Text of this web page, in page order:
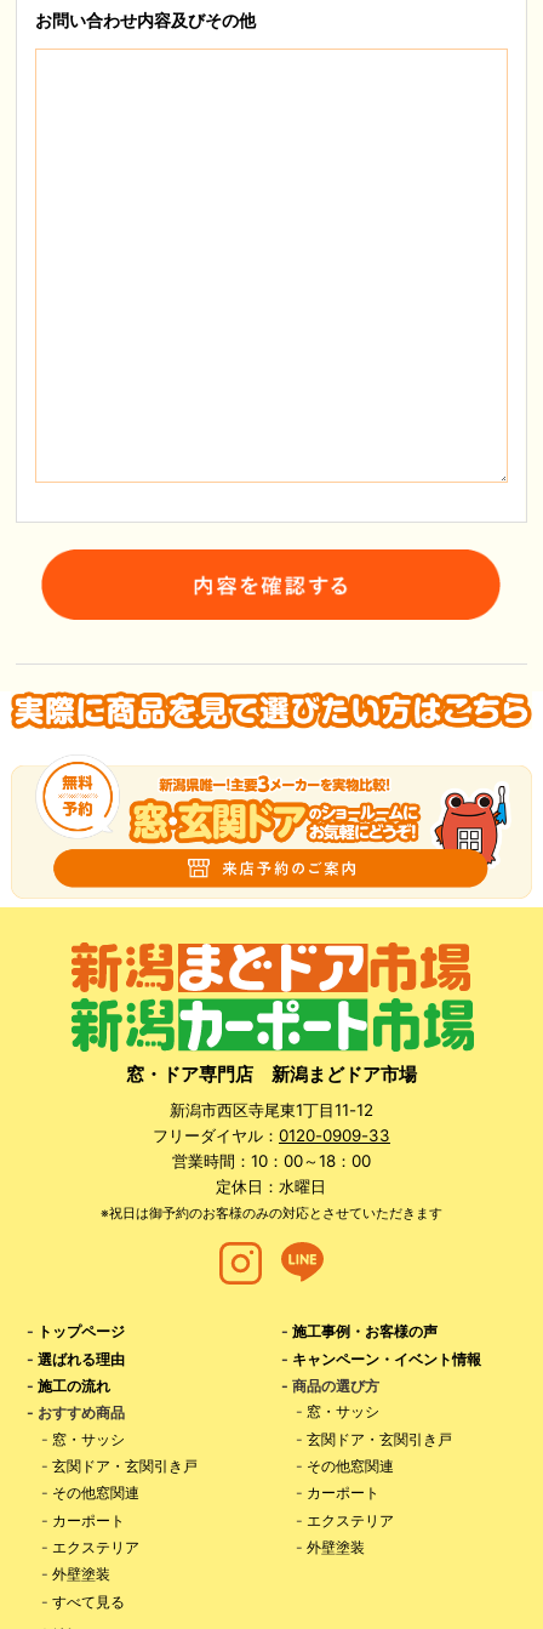
お問い合わせ内容及びその他
窓・ドア専門店 新潟まどドア市場
新潟市西区寺尾東1丁目11-12
フリーダイヤル： 0120-0909-33
営業時間：10：00～18：00
定休日：水曜日
※祝日は御予約のお客様のみの対応とさせていただきます
- トップページ
- 選ばれる理由
- 施工の流れ
- おすすめ商品
- 窓・サッシ
- 玄関ドア・玄関引き戸
- その他窓関連
- カーポート
- エクステリア
- 外壁塗装
- すべて見る
-施工事例・お客様の声
- キャンペーン・イベント情報
- 商品の選び方
- 窓・サッシ
-玄関ドア・玄関引き戸
- その他窓関連
- カーポート
- エクステリア
-外壁塗装